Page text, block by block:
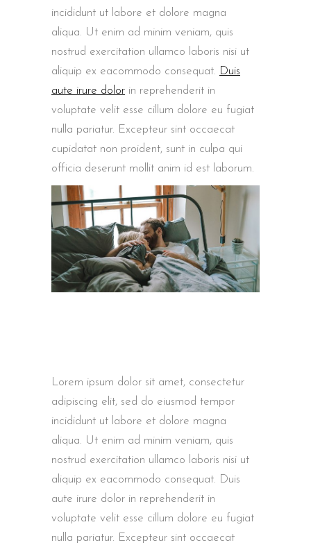
incididunt ut labore et dolore magna
aliqua. Ut enim ad minim veniam, quis
nostrud exercitation ullamco laboris nisi ut
aliquip ex eacommodo consequat. Duis
aute irure dolor in reprehenderit in
voluptate velit esse cillum dolore eu fugiat
nulla pariatur. Excepteur sint occaecat
cupidatat non proident, sunt in culpa qui
officia deserunt mollit anim id est laborum.
Lorem ipsum dolor sit amet, consectetur
adipiscing elit, sed do eiusmod tempor
incididunt ut labore et dolore magna
aliqua. Ut enim ad minim veniam, quis
nostrud exercitation ullamco laboris nisi ut
aliquip ex eacommodo consequat. Duis
aute irure dolor in reprehenderit in
voluptate velit esse cillum dolore eu fugiat
nulla pariatur. Excepteur sint occaecat